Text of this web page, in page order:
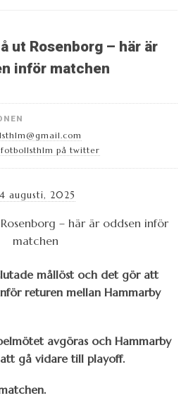
ut Rosenborg – här är
inför matchen
på twitter
augusti, 2025
mållöst och det gör att
returen mellan Hammarby
avgöras och Hammarby
gå vidare till playoff.